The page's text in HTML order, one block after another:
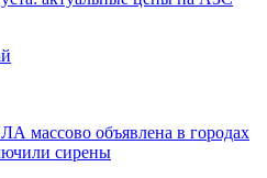
массово объявлена в городах
сирены